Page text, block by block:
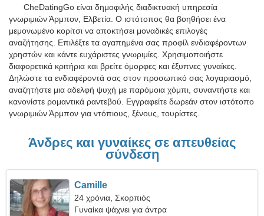
CheDatingGo είναι δημοφιλής διαδικτυακή υπηρεσία
γνωριμιών Άρμπον, Ελβετία. Ο ιστότοπος θα βοηθήσει ένα
μεμονωμένο κορίτσι να αποκτήσει μοναδικές επιλογές
αναζήτησης. Επιλέξτε τα αγαπημένα σας προφίλ ενδιαφέροντων
χρηστών και κάντε ευχάριστες γνωριμίες. Χρησιμοποιήστε
διαφορετικά κριτήρια και βρείτε όμορφες και έξυπνες γυναίκες.
Δηλώστε τα ενδιαφέροντά σας στον προσωπικό σας λογαριασμό,
αναζητήστε μια αδελφή ψυχή με παρόμοια χόμπι, συναντήστε και
κανονίστε ρομαντικά ραντεβού. Εγγραφείτε δωρεάν στον ιστότοπο
γνωριμιών Άρμπον για ντόπιους, ξένους, τουρίστες.
Άνδρες και γυναίκες σε απευθείας
σύνδεση
Camille
24 χρόνια, Σκορπιός
Γυναίκα ψάχνει για άντρα